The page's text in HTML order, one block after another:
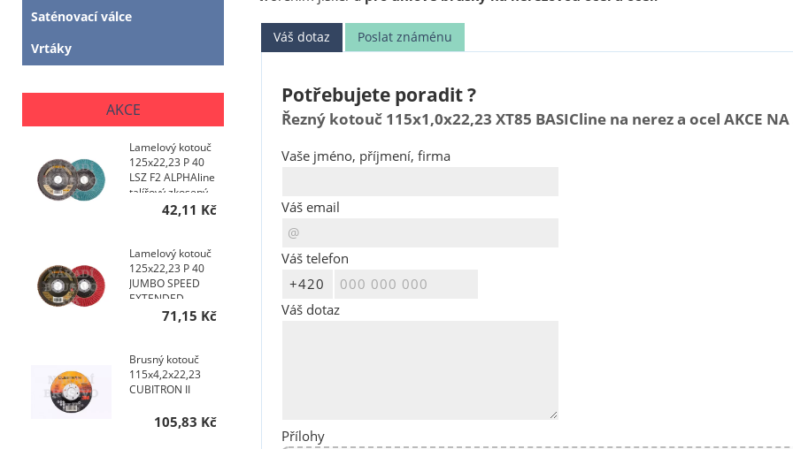
Váš dotaz Poslat známénu
Potřebujete poradit ?
Řezný kotouč 115x1,0x22,23 XT85 BASICline na nerez a ocel AKCE NA
Vaše jméno, příjmení, firma
Váš email
Váš telefon
Váš dotaz
Přílohy
Saténovací válce
Vrtáky
AKCE
Lamelový kotouč
125x22,23 P 40
LSZ F2 ALPHAline
talířový zkosený
AKCE NA 400 KS
42,11 Kč
Lamelový kotouč
125x22,23 P 40
JUMBO SPEED
EXTENDED
TOPline talířový
71,15 Kč
Brusný kotouč
115x4,2x22,23
CUBITRON II
105,83 Kč